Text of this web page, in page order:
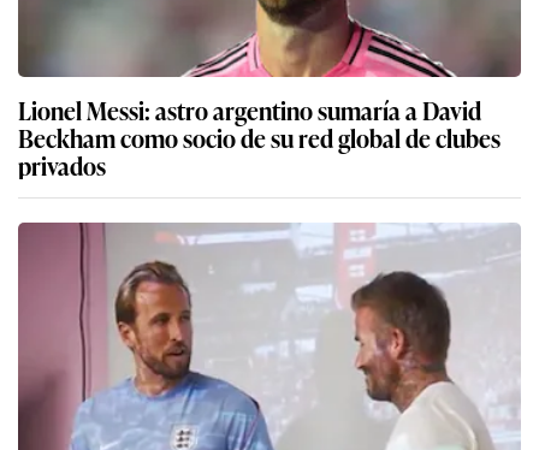
Lionel Messi: astro argentino sumaría a David
Beckham como socio de su red global de clubes
privados